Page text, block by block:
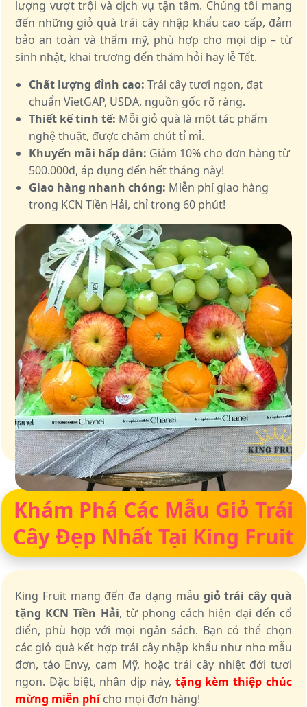
lượng vượt trội và dịch vụ tận tâm. Chúng tôi mang
đến những giỏ quà trái cây nhập khẩu cao cấp, đảm
bảo an toàn và thẩm mỹ, phù hợp cho mọi dịp – từ
sinh nhật, khai trương đến thăm hỏi hay lễ Tết.
Chất lượng đỉnh cao: Trái cây tươi ngon, đạt
chuẩn VietGAP, USDA, nguồn gốc rõ ràng.
Thiết kế tinh tế: Mỗi giỏ quà là một tác phẩm
nghệ thuật, được chăm chút tỉ mỉ.
Khuyến mãi hấp dẫn: Giảm 10% cho đơn hàng từ
500.000đ, áp dụng đến hết tháng này!
Giao hàng nhanh chóng: Miễn phí giao hàng
trong KCN Tiền Hải, chỉ trong 60 phút!
Giỏ quà – Tinh hoa từ trái cây tươi ngon
Khám Phá Các Mẫu Giỏ Trái
Cây Đẹp Nhất Tại King Fruit
King Fruit mang đến đa dạng mẫu giỏ trái cây quà
tặng KCN Tiền Hải, từ phong cách hiện đại đến cổ
điển, phù hợp với mọi ngân sách. Bạn có thể chọn
các giỏ quà kết hợp trái cây nhập khẩu như nho mẫu
đơn, táo Envy, cam Mỹ, hoặc trái cây nhiệt đới tươi
ngon. Đặc biệt, nhân dịp này, tặng kèm thiệp chúc
mừng miễn phícho mọi đơn hàng!